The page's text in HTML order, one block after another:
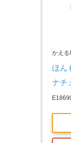
かえる
ほん
ナチ